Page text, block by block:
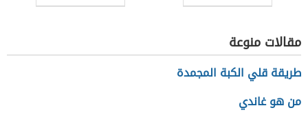
مقالات منوعة
طريقة قلي الكبة المجمدة
من هو غاندي